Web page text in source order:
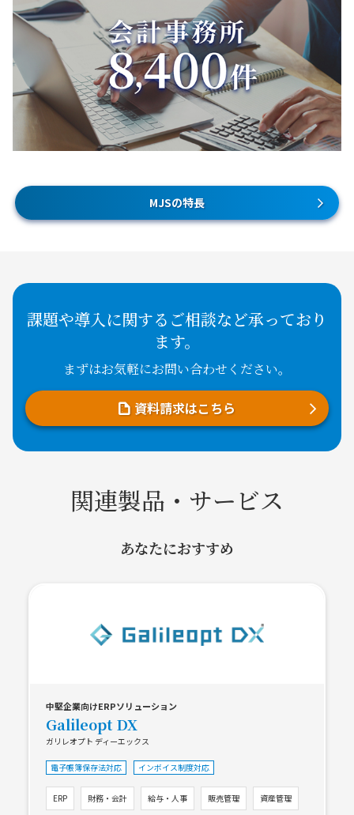
MJSの特長
課題や導入に関するご相談など承っており
ます。
まずはお気軽にお問い合わせください。
資料請求はこちら
関連製品・サービス
あなたにおすすめ
中堅企業向けERPソリューション
Galileopt DX
ガリレオプト ディーエックス
電子帳簿保存法対応 インボイス制度対応
ERP 財務・会計 給与・人事 販売管理 資産管理